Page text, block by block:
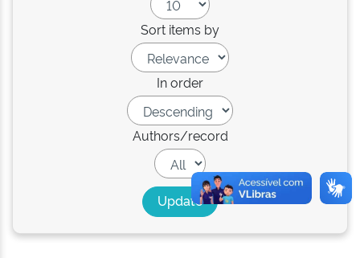
Sort items by
In order
Authors/record